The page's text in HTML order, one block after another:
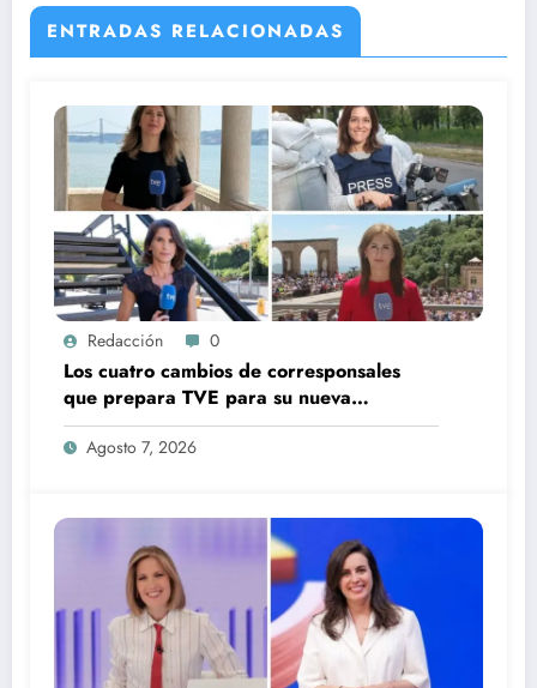
ENTRADAS RELACIONADAS
Redacción 0
Los cuatro cambios de corresponsales
que prepara TVE para su nueva
temporada
Agosto 7, 2026